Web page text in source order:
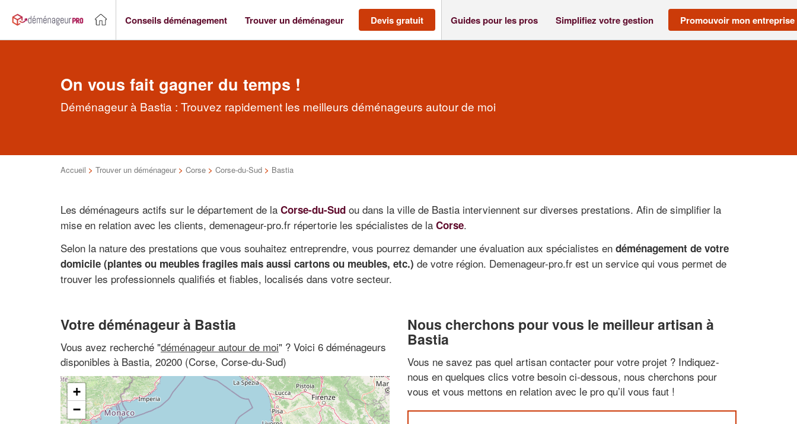
Conseils déménagement Trouver un déménageur Devis gratuit Guides pour les pros Simplifiez votre gestion Promouvoir mon entreprise
On vous fait gagner du temps !
Déménageur à Bastia : Trouvez rapidement les meilleurs déménageurs autour de moi
Accueil > Trouver un déménageur > Corse > Corse-du-Sud > Bastia
Les déménageurs actifs sur le département de la Corse-du-Sud ou dans la ville de Bastia interviennent sur diverses prestations. Afin de simplifier la
mise en relation avec les clients, demenageur-pro.fr répertorie les spécialistes de la Corse.
Selon la nature des prestations que vous souhaitez entreprendre, vous pourrez demander une évaluation aux spécialistes en déménagement de votre
domicile (plantes ou meubles fragiles mais aussi cartons ou meubles, etc.) de votre région. Demenageur-pro.fr est un service qui vous permet de
trouver les professionnels qualifiés et fiables, localisés dans votre secteur.
Votre déménageur à Bastia
Vous avez recherché "déménageur autour de moi" ? Voici 6 déménageurs
disponibles à Bastia, 20200 (Corse, Corse-du-Sud)
+
−
Nous cherchons pour vous le meilleur artisan à
Bastia
Vous ne savez pas quel artisan contacter pour votre projet ? Indiquez-
nous en quelques clics votre besoin ci-dessous, nous cherchons pour
vous et vous mettons en relation avec le pro qu’il vous faut !